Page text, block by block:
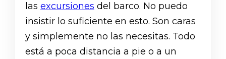
las excursiones del barco. No puedo
insistir lo suficiente en esto. Son caras
y simplemente no las necesitas. Todo
está a poca distancia a pie o a un